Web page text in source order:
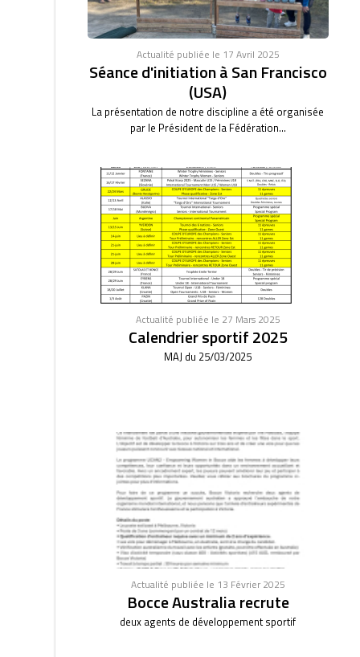
Actualité publiée le 17 Avril 2025
Séance d'initiation à San Francisco
(USA)
La présentation de notre discipline a été organisée
par le Président de la Fédération...
Actualité publiée le 27 Mars 2025
Calendrier sportif 2025
MAJ du 25/03/2025
Actualité publiée le 13 Février 2025
Bocce Australia recrute
deux agents de développement sportif